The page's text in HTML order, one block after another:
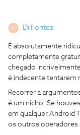
D Di Fontes
É absolutamente
completamente
chegado
é indecente tentarem
Recorrer a
é um nicho. Se
em qualquer Android
os outros operadores